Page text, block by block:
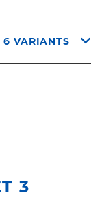
6 VARIANTS
3